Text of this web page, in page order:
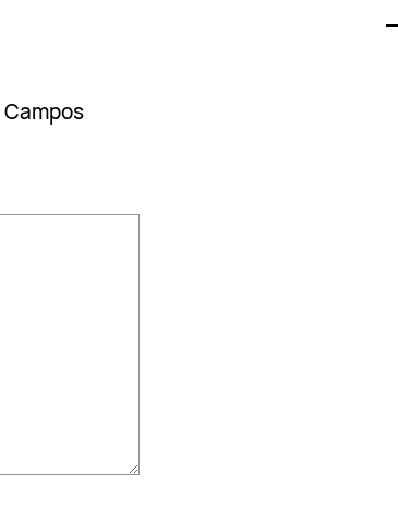
Campos